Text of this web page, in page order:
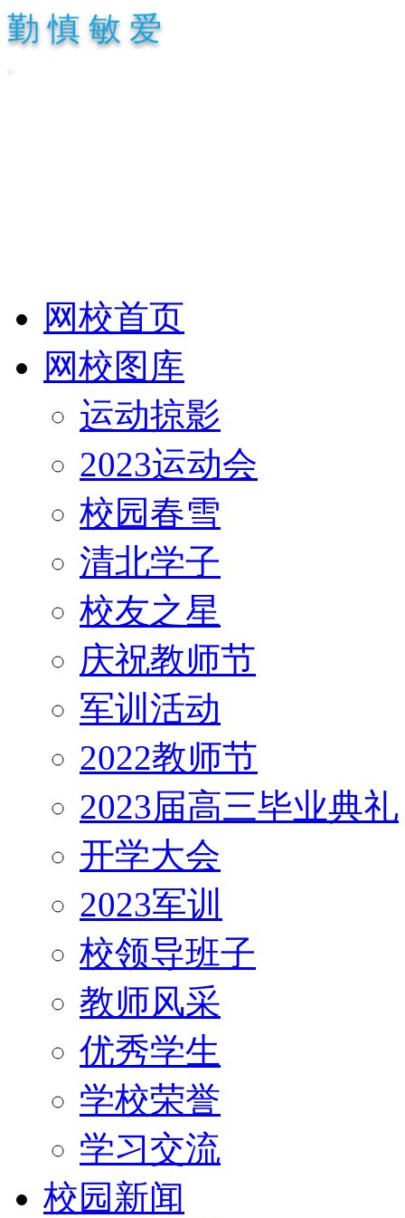
勤 慎 敏 爱
网校首页
网校图库
运动掠影
2023运动会
校园春雪
清北学子
校友之星
庆祝教师节
军训活动
2022教师节
2023届高三毕业典礼
开学大会
2023军训
校领导班子
教师风采
优秀学生
学校荣誉
学习交流
校园新闻